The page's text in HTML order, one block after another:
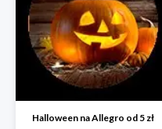
Halloween na Allegro od 5 zł